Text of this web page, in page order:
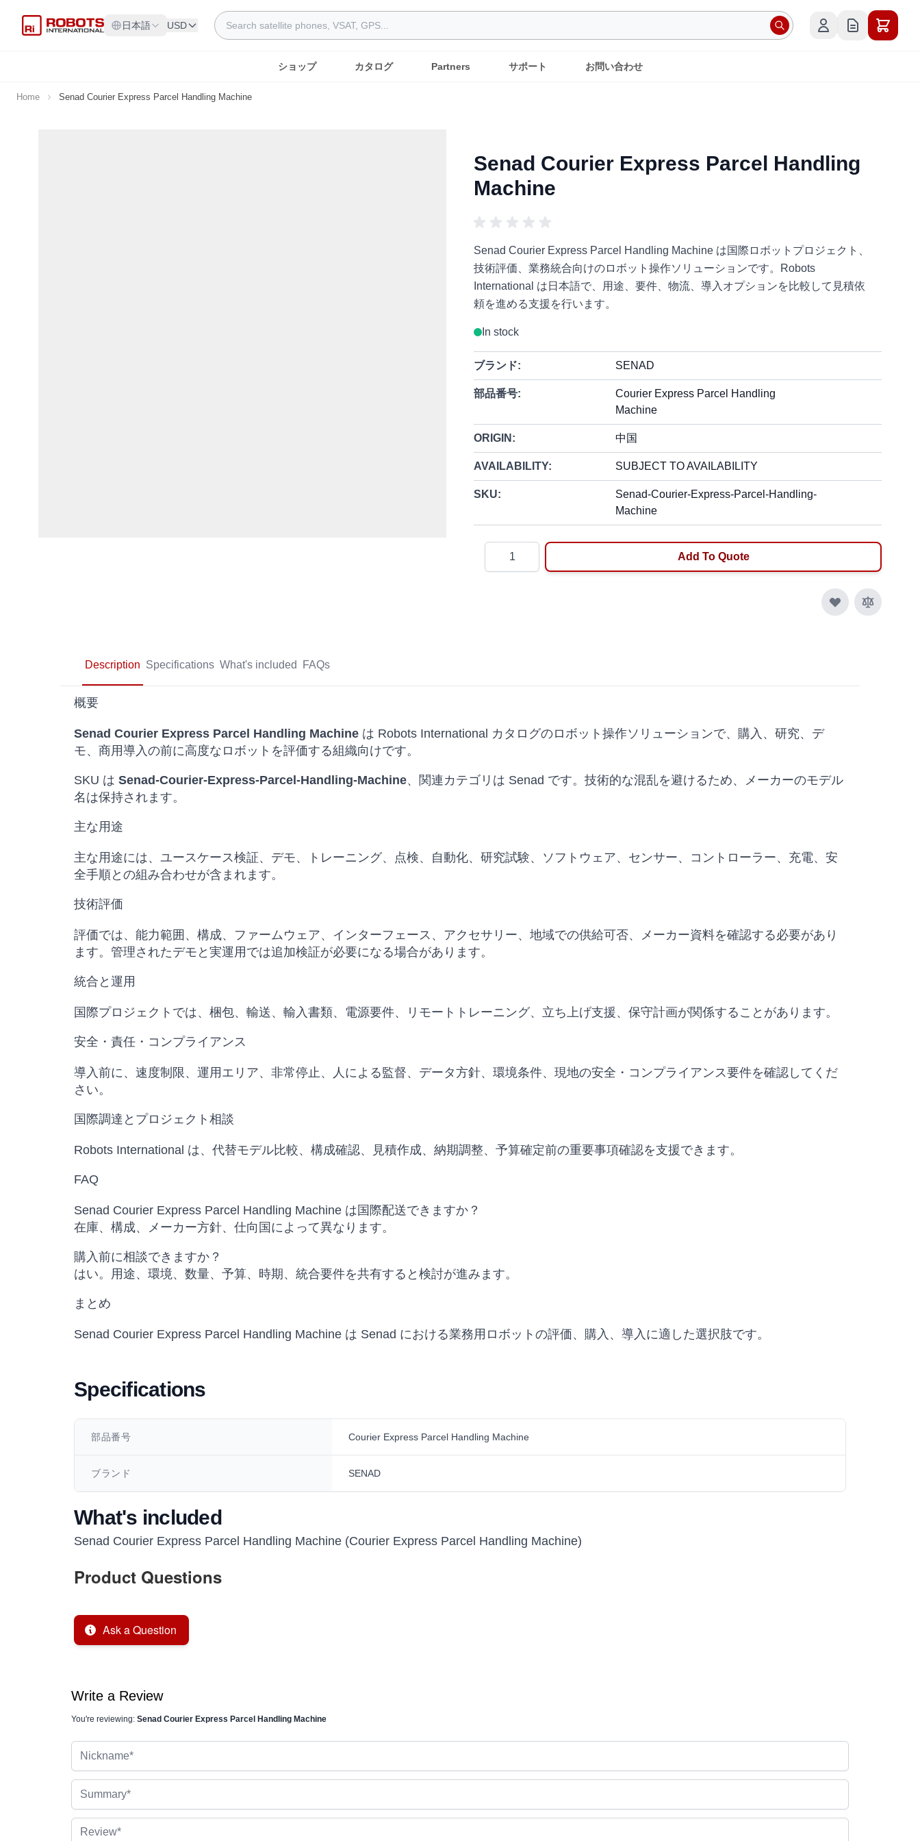
日本語 USD
Search
ショップ カタログ Partners サポート お問い合わせ
Home Senad Courier Express Parcel Handling Machine
Senad Courier Express Parcel Handling
Machine
Senad Courier Express Parcel Handling Machine は国際ロボットプロジェクト、
技術評価、業務統合向けのロボット操作ソリューションです。Robots
International は日本語で、用途、要件、物流、導入オプションを比較して見積依
頼を進める支援を行います。
In stock
ブランド: SENAD
部品番号:
Courier Express Parcel Handling
Machine
ORIGIN: 中国
AVAILABILITY: SUBJECT TO AVAILABILITY
SKU:
Senad-Courier-Express-Parcel-Handling-
Machine
Add To Quote
Description Specifications What's included FAQs
概要
Senad Courier Express Parcel Handling Machine は Robots International カタログのロボット操作ソリューションで、購入、研究、デ
モ、商用導入の前に高度なロボットを評価する組織向けです。
SKU は Senad-Courier-Express-Parcel-Handling-Machine、関連カテゴリは Senad です。技術的な混乱を避けるため、メーカーのモデル
名は保持されます。
主な用途
主な用途には、ユースケース検証、デモ、トレーニング、点検、自動化、研究試験、ソフトウェア、センサー、コントローラー、充電、安
全手順との組み合わせが含まれます。
技術評価
評価では、能力範囲、構成、ファームウェア、インターフェース、アクセサリー、地域での供給可否、メーカー資料を確認する必要があり
ます。管理されたデモと実運用では追加検証が必要になる場合があります。
統合と運用
国際プロジェクトでは、梱包、輸送、輸入書類、電源要件、リモートトレーニング、立ち上げ支援、保守計画が関係することがあります。
安全・責任・コンプライアンス
導入前に、速度制限、運用エリア、非常停止、人による監督、データ方針、環境条件、現地の安全・コンプライアンス要件を確認してくだ
さい。
国際調達とプロジェクト相談
Robots International は、代替モデル比較、構成確認、見積作成、納期調整、予算確定前の重要事項確認を支援できます。
FAQ
Senad Courier Express Parcel Handling Machine は国際配送できますか？
在庫、構成、メーカー方針、仕向国によって異なります。
購入前に相談できますか？
はい。用途、環境、数量、予算、時期、統合要件を共有すると検討が進みます。
まとめ
Senad Courier Express Parcel Handling Machine は Senad における業務用ロボットの評価、購入、導入に適した選択肢です。
Specifications
部品番号 Courier Express Parcel Handling Machine
ブランド SENAD
What's included
Senad Courier Express Parcel Handling Machine (Courier Express Parcel Handling Machine)
Product Questions
Ask a Question
Write a Review
You're reviewing: Senad Courier Express Parcel Handling Machine
Review